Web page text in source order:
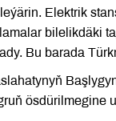
Elektrik
bilelikdäki
Bu barada
ösdürilmegine